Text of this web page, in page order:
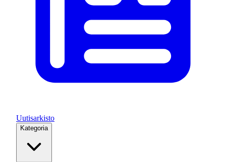
Uutisarkisto
Kategoria